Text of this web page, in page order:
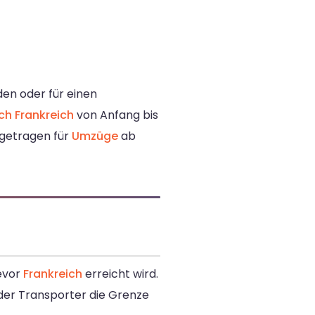
oder für einen
Frankreich von Anfang bis
für Umzügeab
Frankreich erreicht wird.
Transporter die Grenze